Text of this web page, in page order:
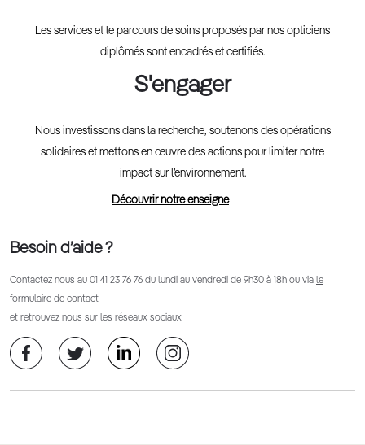
Les services et le parcours de soins proposés par nos opticiens
diplômés sont encadrés et certifiés.
S'engager
Nous investissons dans la recherche, soutenons des opérations
solidaires et mettons en œuvre des actions pour limiter notre
impact sur l’environnement.
Découvrir notre enseigne
Besoin d’aide ?
Contactez nous au 01 41 23 76 76 du lundi au vendredi de 9h30 à 18h ou via le
formulaire de contact
et retrouvez nous sur les réseaux sociaux